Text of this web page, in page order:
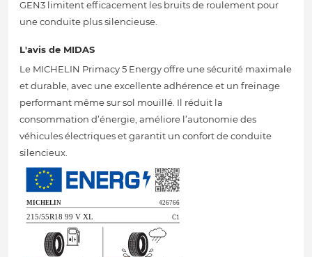
GEN3 limitent efficacement les bruits de roulement pour
une conduite plus silencieuse.
L'avis de MIDAS
Le MICHELIN Primacy 5 Energy offre une sécurité maximale
et durable, avec une excellente adhérence et un freinage
performant même sur sol mouillé. Il réduit la
consommation d’énergie, améliore l’autonomie des
véhicules électriques et garantit un confort de conduite
silencieux.